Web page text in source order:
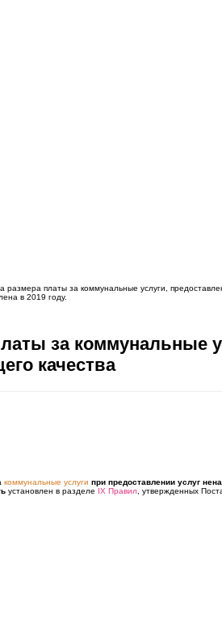
размера платы за коммунальные услуги,
в 2019 году.
за коммунальные
качества
коммунальные услуги при предоставлении услуг
установлен в разделе IX Правил , утвержденных